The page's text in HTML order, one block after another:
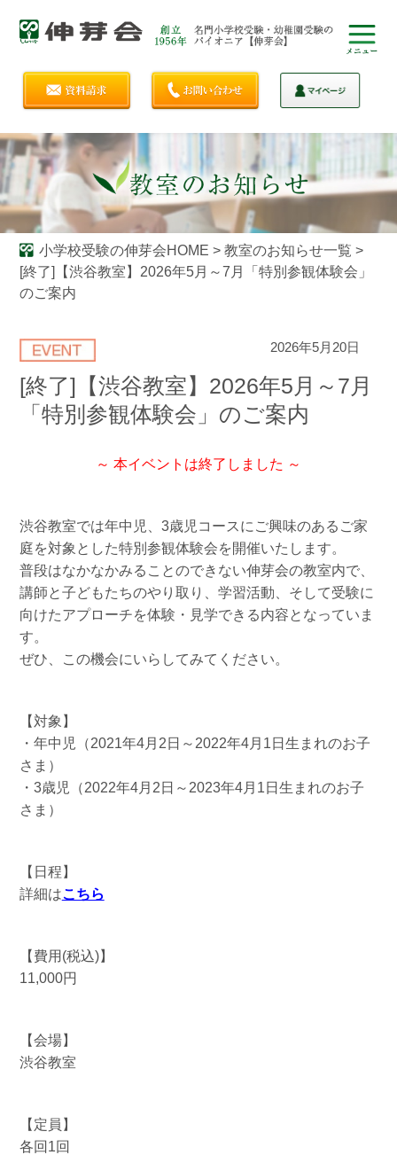
小学校受験の伸芽会HOME > 教室のお知らせ一覧 >
[終了]【渋谷教室】2026年5月～7月「特別参観体験会」
のご案内
2026年5月20日
[終了]【渋谷教室】2026年5月～7月
「特別参観体験会」のご案内
～ 本イベントは終了しました ～
渋谷教室では年中児、3歳児コースにご興味のあるご家
庭を対象とした特別参観体験会を開催いたします。
普段はなかなかみることのできない伸芽会の教室内で、
講師と子どもたちのやり取り、学習活動、そして受験に
向けたアプローチを体験・見学できる内容となっていま
す。
ぜひ、この機会にいらしてみてください。
【対象】
・年中児（2021年4月2日～2022年4月1日生まれのお子
さま）
・3歳児（2022年4月2日～2023年4月1日生まれのお子
さま）
【日程】
詳細はこちら
【費用(税込)】
11,000円
【会場】
渋谷教室
【定員】
各回1回